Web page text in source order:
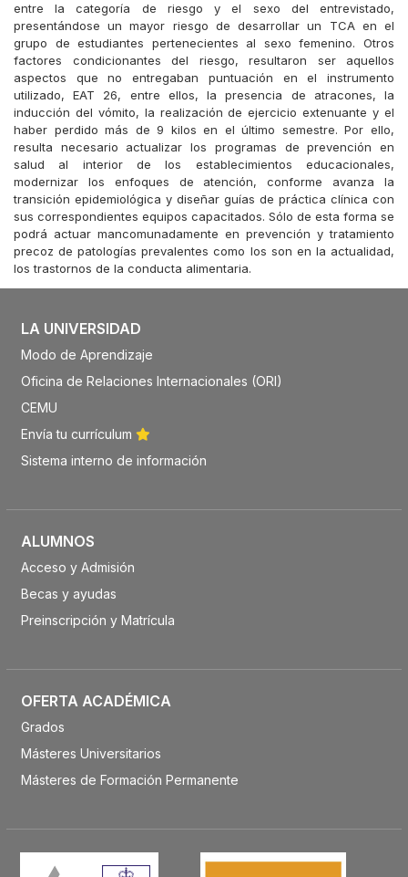
entre la categoría de riesgo y el sexo del entrevistado,
presentándose un mayor riesgo de desarrollar un TCA en el
grupo de estudiantes pertenecientes al sexo femenino. Otros
factores condicionantes del riesgo, resultaron ser aquellos
aspectos que no entregaban puntuación en el instrumento
utilizado, EAT 26, entre ellos, la presencia de atracones, la
inducción del vómito, la realización de ejercicio extenuante y el
haber perdido más de 9 kilos en el último semestre. Por ello,
resulta necesario actualizar los programas de prevención en
salud al interior de los establecimientos educacionales,
modernizar los enfoques de atención, conforme avanza la
transición epidemiológica y diseñar guías de práctica clínica con
sus correspondientes equipos capacitados. Sólo de esta forma se
podrá actuar mancomunadamente en prevención y tratamiento
precoz de patologías prevalentes como los son en la actualidad,
los trastornos de la conducta alimentaria.
LA UNIVERSIDAD
Modo de Aprendizaje
Oficina de Relaciones Internacionales (ORI)
CEMU
Envía tu currículum
Sistema interno de información
ALUMNOS
Acceso y Admisión
Becas y ayudas
Preinscripción y Matrícula
OFERTA ACADÉMICA
Grados
Másteres Universitarios
Másteres de Formación Permanente